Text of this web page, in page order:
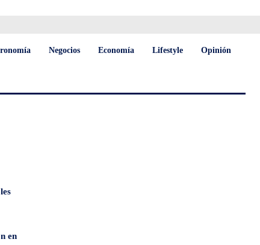
Negocios Economía Lifestyle Opinión
en